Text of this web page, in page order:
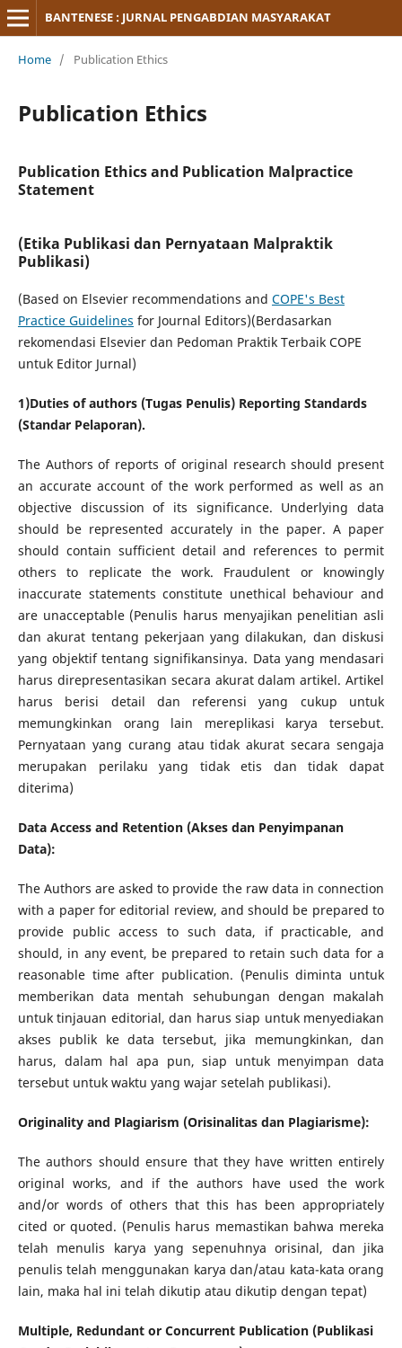
BANTENESE : JURNAL PENGABDIAN MASYARAKAT
Home / Publication Ethics
Publication Ethics
Publication Ethics and Publication Malpractice
Statement
(Etika Publikasi dan Pernyataan Malpraktik
Publikasi)
(Based on Elsevier recommendations and COPE's Best
Practice Guidelines for Journal Editors)(Berdasarkan
rekomendasi Elsevier dan Pedoman Praktik Terbaik COPE
untuk Editor Jurnal)
1)Duties of authors (Tugas Penulis) Reporting Standards
(Standar Pelaporan).
The Authors of reports of original research should present
an accurate account of the work performed as well as an
objective discussion of its significance. Underlying data
should be represented accurately in the paper. A paper
should contain sufficient detail and references to permit
others to replicate the work. Fraudulent or knowingly
inaccurate statements constitute unethical behaviour and
are unacceptable (Penulis harus menyajikan penelitian asli
dan akurat tentang pekerjaan yang dilakukan, dan diskusi
yang objektif tentang signifikansinya. Data yang mendasari
harus direpresentasikan secara akurat dalam artikel. Artikel
harus berisi detail dan referensi yang cukup untuk
memungkinkan orang lain mereplikasi karya tersebut.
Pernyataan yang curang atau tidak akurat secara sengaja
merupakan perilaku yang tidak etis dan tidak dapat
diterima)
Data Access and Retention (Akses dan Penyimpanan
Data):
The Authors are asked to provide the raw data in connection
with a paper for editorial review, and should be prepared to
provide public access to such data, if practicable, and
should, in any event, be prepared to retain such data for a
reasonable time after publication. (Penulis diminta untuk
memberikan data mentah sehubungan dengan makalah
untuk tinjauan editorial, dan harus siap untuk menyediakan
akses publik ke data tersebut, jika memungkinkan, dan
harus, dalam hal apa pun, siap untuk menyimpan data
tersebut untuk waktu yang wajar setelah publikasi).
Originality and Plagiarism (Orisinalitas dan Plagiarisme):
The authors should ensure that they have written entirely
original works, and if the authors have used the work
and/or words of others that this has been appropriately
cited or quoted. (Penulis harus memastikan bahwa mereka
telah menulis karya yang sepenuhnya orisinal, dan jika
penulis telah menggunakan karya dan/atau kata-kata orang
lain, maka hal ini telah dikutip atau dikutip dengan tepat)
Multiple, Redundant or Concurrent Publication (Publikasi